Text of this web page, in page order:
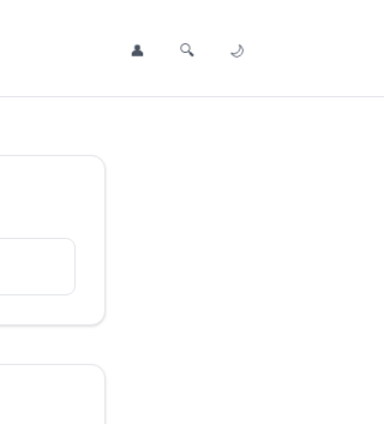
Profile
👤 Search Post
🔍 Toggle Dark Mode
🌙